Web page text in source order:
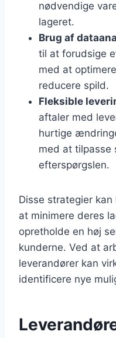
nødvendige
lageret.
Brug af
til at forudsige
med at
reducere spild.
Fleksible
aftaler med
hurtige
med at
efterspørgslen.
Disse strategier
at minimere deres
opretholde en høj
kunderne. Ved at
leverandører kan
identificere nye